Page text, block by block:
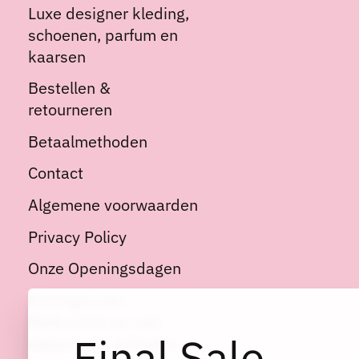
Luxe designer kleding,
schoenen, parfum en
kaarsen
Bestellen &
retourneren
Betaalmethoden
Contact
Algemene voorwaarden
Privacy Policy
Onze Openingsdagen
afgeprijsde artikelen